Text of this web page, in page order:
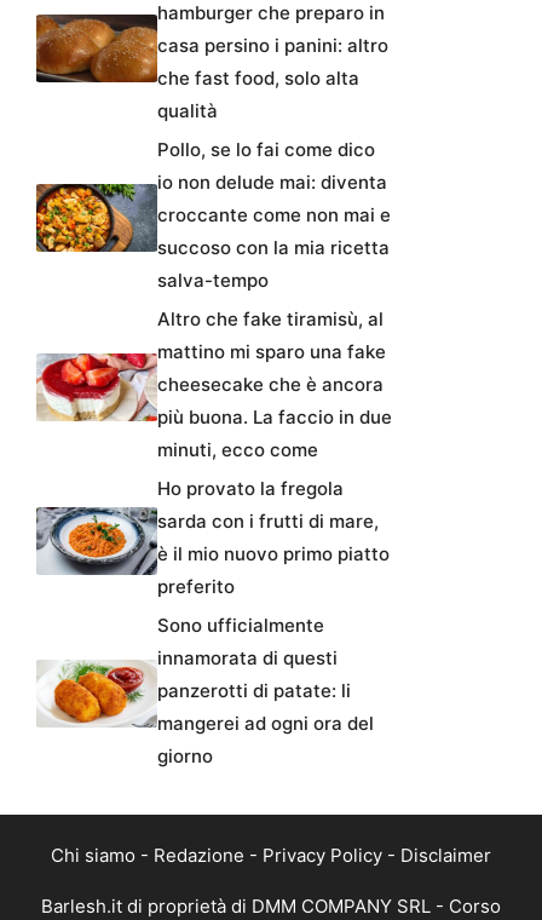
hamburger che preparo in
casa persino i panini: altro
che fast food, solo alta
qualità
Pollo, se lo fai come dico
io non delude mai: diventa
croccante come non mai e
succoso con la mia ricetta
salva-tempo
Altro che fake tiramisù, al
mattino mi sparo una fake
cheesecake che è ancora
più buona. La faccio in due
minuti, ecco come
Ho provato la fregola
sarda con i frutti di mare,
è il mio nuovo primo piatto
preferito
Sono ufficialmente
innamorata di questi
panzerotti di patate: li
mangerei ad ogni ora del
giorno
Chi siamo - Redazione - Privacy Policy - Disclaimer
Barlesh.it di proprietà di DMM COMPANY SRL - Corso